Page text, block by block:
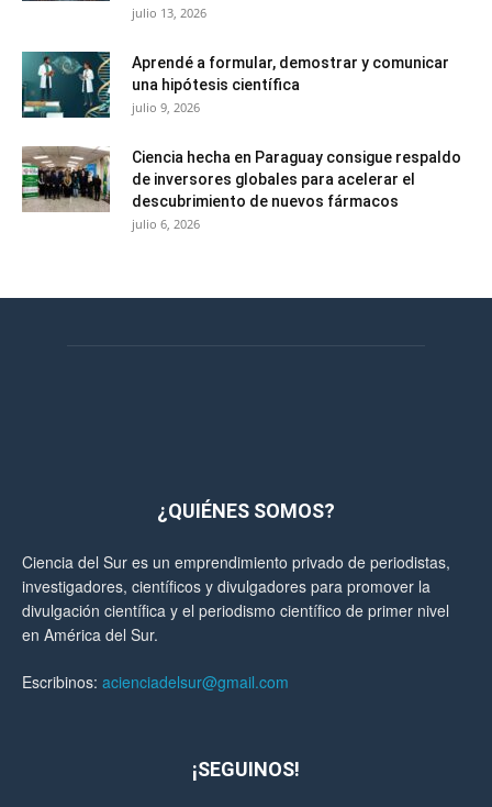
julio 13, 2026
Aprendé a formular, demostrar y comunicar
una hipótesis científica
julio 9, 2026
Ciencia hecha en Paraguay consigue respaldo
de inversores globales para acelerar el
descubrimiento de nuevos fármacos
julio 6, 2026
¿QUIÉNES SOMOS?
Ciencia del Sur es un emprendimiento privado de periodistas,
investigadores, científicos y divulgadores para promover la
divulgación científica y el periodismo científico de primer nivel
en América del Sur.
Escribinos: acienciadelsur@gmail.com
¡SEGUINOS!